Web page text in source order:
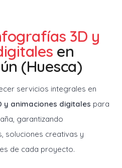
3D y
en
(Huesca)
servicios integrales en
y animaciones digitales para
garantizando
soluciones creativas y
de cada proyecto.